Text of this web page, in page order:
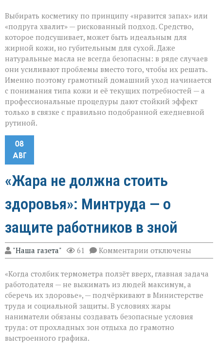
Выбирать косметику по принципу «нравится запах» или
«подруга хвалит» — рискованный подход. Средство,
которое подсушивает, может быть идеальным для
жирной кожи, но губительным для сухой. Даже
натуральные масла не всегда безопасны: в ряде случаев
они усиливают проблемы вместо того, чтобы их решать.
Именно поэтому грамотный домашний уход начинается
с понимания типа кожи и её текущих потребностей — а
профессиональные процедуры дают стойкий эффект
только в связке с правильно подобранной ежедневной
рутиной.
08
АВГ
«Жара не должна стоить
здоровья»: Минтруда — о
защите работников в зной
"Наша газета" 61 Комментарии к
записи
не
должна
стоить
здоровья»:
Минтруда — о
защите
работников
в
отключены
«Когда столбик термометра ползёт вверх, главная задача
работодателя — не выжимать из людей максимум, а
сберечь их здоровье», — подчёркивают в Министерстве
труда и социальной защиты. В условиях жары
наниматели обязаны создавать безопасные условия
труда: от прохладных зон отдыха до грамотно
выстроенного графика.